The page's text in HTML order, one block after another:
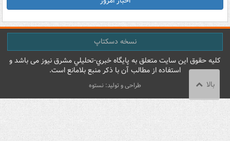
نسخه دسکتاپ
کليه حقوق اين سايت متعلق به پایگاه خبري-تحليلي مشرق نيوز می باشد و
استفاده از مطالب آن با ذکر منبع بلامانع است.
طراحی و تولید: نستوه بالا